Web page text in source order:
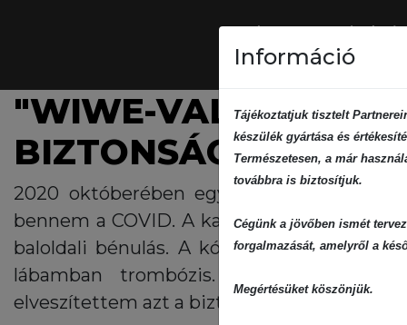
"WIWE-VAL SZÉP
BIZTONSÁGOSABB!"
2020 októberében egy perc alatt
bennem a COVID. A karantén idő lejárta
baloldali bénulás. A kórházi kezelés
lábamban trombózis. Hosszú
elveszítettem azt a biztonságot, amit a
Információ
Tájékoztatjuk tisztelt
készülék gyártása és
Természetesen, a már
továbbra is biztosítjuk.
Cégünk a jövőben ismét
forgalmazását, amelyről a
Megértésüket köszönjük.